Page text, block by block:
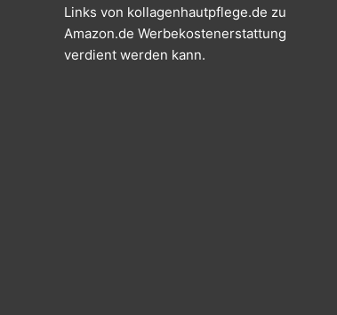
Links von kollagenhautpflege.de zu
Amazon.de Werbekostenerstattung
verdient werden kann.